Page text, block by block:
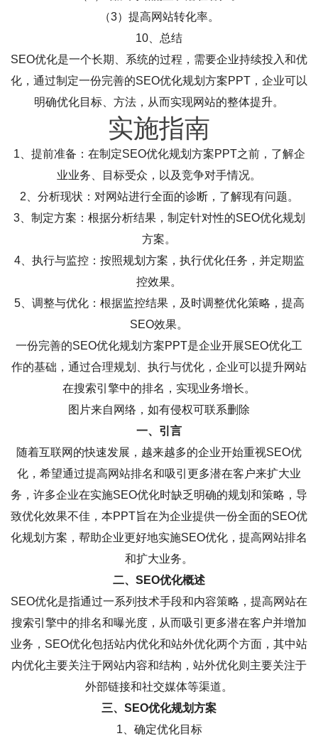
（3）提高网站转化率。
10、总结
SEO优化是一个长期、系统的过程，需要企业持续投入和优
化，通过制定一份完善的SEO优化规划方案PPT，企业可以
明确优化目标、方法，从而实现网站的整体提升。
实施指南
1、提前准备：在制定SEO优化规划方案PPT之前，了解企
业业务、目标受众，以及竞争对手情况。
2、分析现状：对网站进行全面的诊断，了解现有问题。
3、制定方案：根据分析结果，制定针对性的SEO优化规划
方案。
4、执行与监控：按照规划方案，执行优化任务，并定期监
控效果。
5、调整与优化：根据监控结果，及时调整优化策略，提高
SEO效果。
一份完善的SEO优化规划方案PPT是企业开展SEO优化工
作的基础，通过合理规划、执行与优化，企业可以提升网站
在搜索引擎中的排名，实现业务增长。
图片来自网络，如有侵权可联系删除
一、引言
随着互联网的快速发展，越来越多的企业开始重视SEO优
化，希望通过提高网站排名和吸引更多潜在客户来扩大业
务，许多企业在实施SEO优化时缺乏明确的规划和策略，导
致优化效果不佳，本PPT旨在为企业提供一份全面的SEO优
化规划方案，帮助企业更好地实施SEO优化，提高网站排名
和扩大业务。
二、SEO优化概述
SEO优化是指通过一系列技术手段和内容策略，提高网站在
搜索引擎中的排名和曝光度，从而吸引更多潜在客户并增加
业务，SEO优化包括站内优化和站外优化两个方面，其中站
内优化主要关注于网站内容和结构，站外优化则主要关注于
外部链接和社交媒体等渠道。
三、SEO优化规划方案
1、确定优化目标